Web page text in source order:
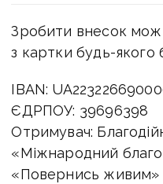
Зробити внесок
з картки будь-якого
IBAN:
ЄДРПОУ: 39696398
Отримувач:
«Міжнародний
«Повернись живим»